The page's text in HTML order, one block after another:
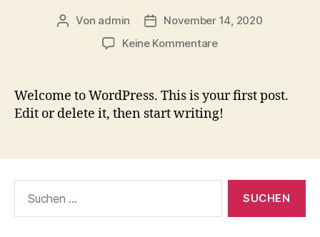
Beitragsautor
Von admin Veröffentlichungsdatum
November 14, 2020
Keine Kommentarezu
Welcome to WordPress. This is your first post.
Edit or delete it, then start writing!
nach: